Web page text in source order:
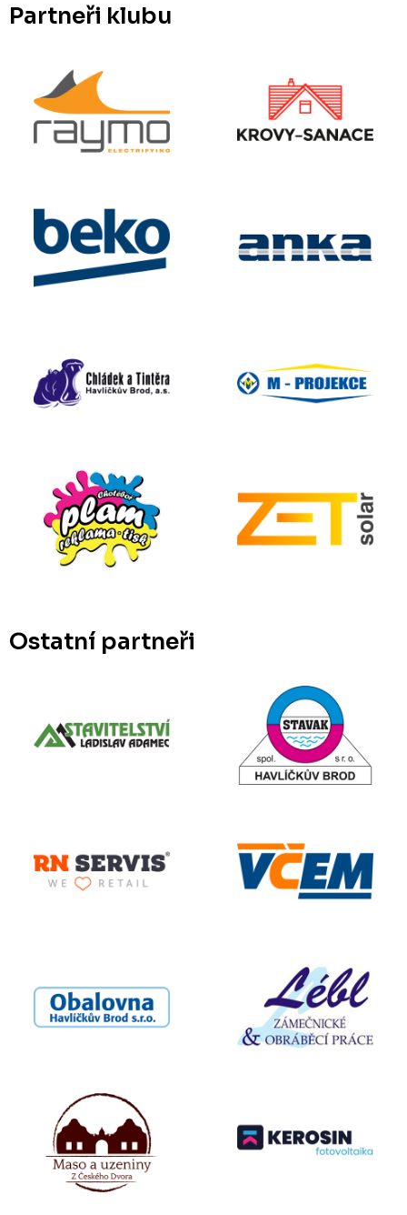
Partneři klubu
Ostatní partneři